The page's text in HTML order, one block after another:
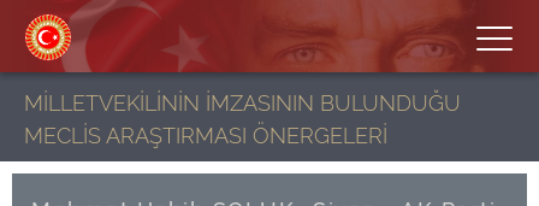
MİLLETVEKİLİNİN İMZASININ BULUNDUĞU
MECLİS ARAŞTIRMASI ÖNERGELERİ